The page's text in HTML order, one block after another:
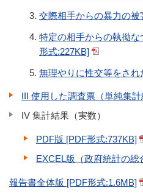
交際相手からの暴力の被
特定の相手からの執拗
形式:227KB]
無理やりに性交等をされ
III 使用した調査票（単純集
IV 集計結果（実数）
PDF版 [PDF形式:737KB]
EXCEL版（政府統計の総
※報告書全体版 [PDF形式:1.6MB]